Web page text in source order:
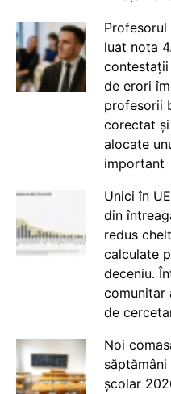
Profesorul
luat nota
de erori
profesorii
corectat
alocate
important
Unici în
din
redus
calculate
deceniu.
comunitar
de
Noi
școlar